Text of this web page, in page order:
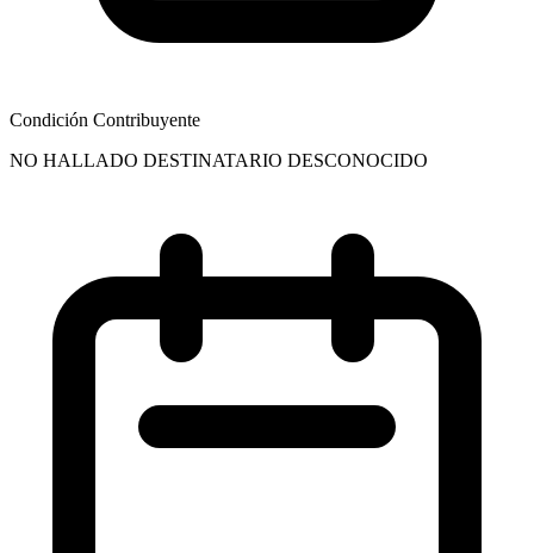
Condición Contribuyente
NO HALLADO DESTINATARIO DESCONOCIDO